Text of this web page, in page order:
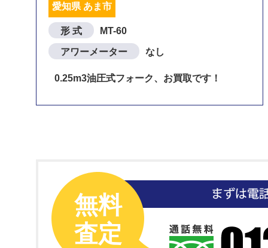
愛知県 あま市
形 式 MT-60
アワーメーター なし
0.25m3油圧式フォーク、お買取です！
無料
査定